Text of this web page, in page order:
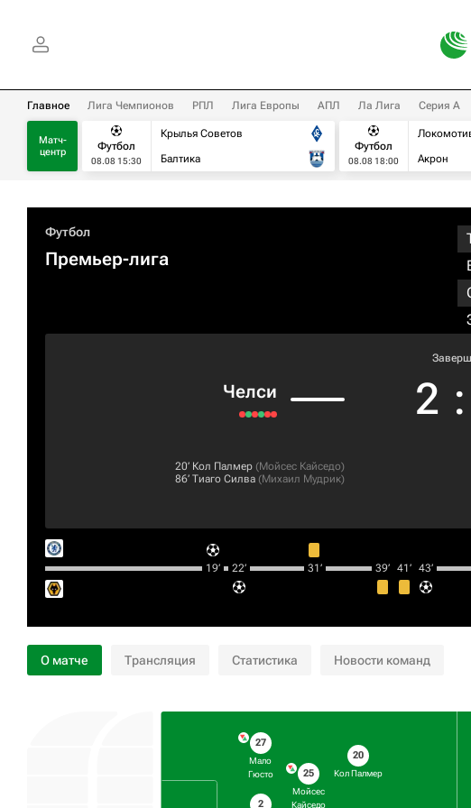
Главное Лига Чемпионов РПЛ Лига Европы АПЛ Ла Лига Серия А
Матч-
центр
Футбол
08.08 15:30
Крылья Советов
Балтика
Футбол
08.08 18:00
Акрон
Футбол
Премьер-лига
Челси 2 :
20‎’‎ Кол Палмер (Мойсес Кайседо)
86‎’‎ Тиаго Силва (Михаил Мудрик)
19‎’‎ 22‎’‎ 31‎’‎ 39‎’‎ 41‎’‎ 43‎’‎
О матче Трансляция Статистика Новости команд
27
Мало
Гюсто
2
25
Мойсес
Кайседо
20
Кол Палмер